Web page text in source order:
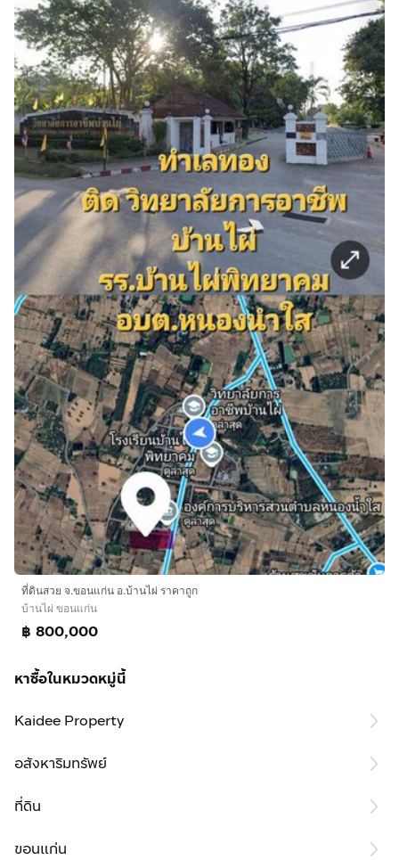
ที่ดินสวย จ.ขอนแก่น อ.บ้านไผ่ ราคาถูก
บ้านไผ่ ขอนแก่น
฿ 800,000
หาซื้อในหมวดหมู่นี้
Kaidee Property
อสังหาริมทรัพย์
ที่ดิน
ขอนแก่น